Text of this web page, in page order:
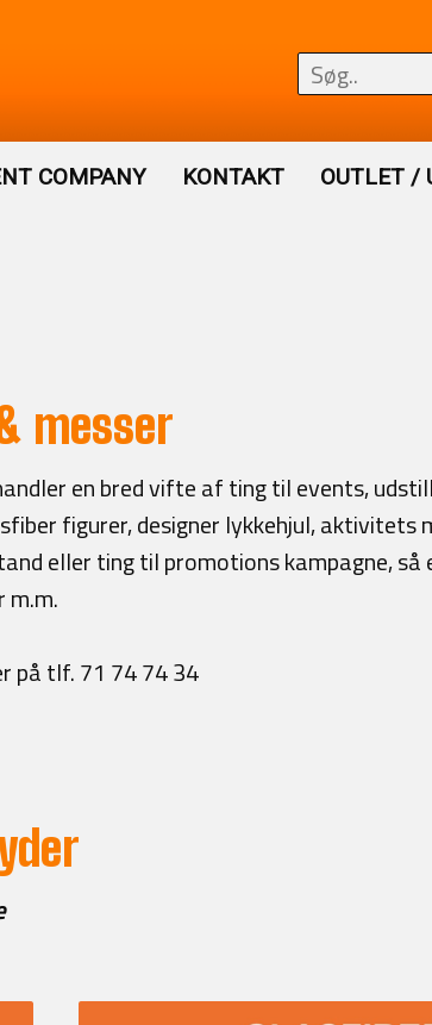
COMPANY KONTAKT OUTLET /
messer
en bred vifte af ting til events,
figurer, designer lykkehjul, aktivitets
eller ting til promotions kampagne, så
på tlf. 71 74 74 34